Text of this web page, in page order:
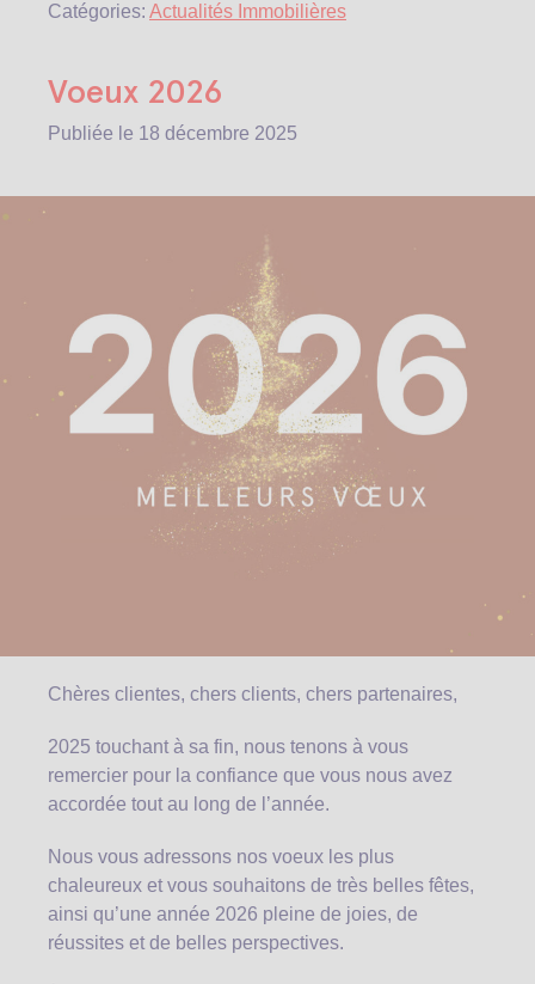
Catégories: Actualités Immobilières
Voeux 2026
Publiée le 18 décembre 2025
Chères clientes, chers clients, chers partenaires,
2025 touchant à sa fin, nous tenons à vous
remercier pour la confiance que vous nous avez
accordée tout au long de l’année.
Nous vous adressons nos voeux les plus
chaleureux et vous souhaitons de très belles fêtes,
ainsi qu’une année 2026 pleine de joies, de
réussites et de belles perspectives.